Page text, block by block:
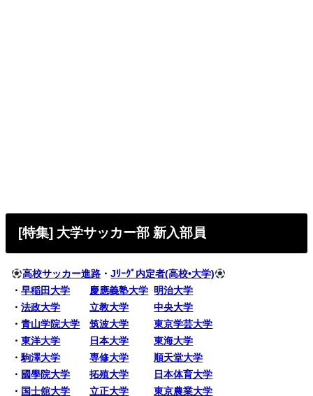
[特集] 大学サッカー部 新入部員
高校サッカー進路 ・Jﾘｰｸﾞ内定者(高校•大学)
・早稲田大学 慶應義塾大学 明治大学
・法政大学 立教大学
中央大学
・青山学院大学 筑波大学
東京学芸大学
・東洋大学 日本大学
東海大学
・駒澤大学 専修大学
順天堂大学
・ 國學院大学 拓殖大学
日本体育大学
・ 国士舘大学 立正大学 東京農業大学